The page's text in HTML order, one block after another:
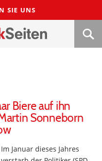
SIE UNS
Biere auf ihn
Sonneborn
Im Januar dieses Jahres